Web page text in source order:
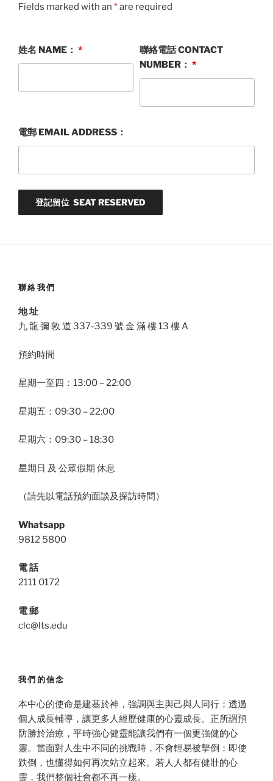
Fields marked with an *are required
姓名 NAME： *
聯絡電話 CONTACT
NUMBER： *
電郵 EMAIL ADDRESS：
聯絡我們
地 址
九 龍 彌 敦 道 337-339 號 金 滿 樓 13 樓 A
預約時間
星期一至四：13:00 – 22:00
星期五：09:30 – 22:00
星期六：09:30 – 18:30
星期日 及 公眾假期 休息
（請先以電話預約面談及探訪時間）
Whatsapp
9812 5800
電 話
2111 0172
電 郵
clc@lts.edu
我們的信念
本中心的使命是建基於神，強調與主與己與人同行；透過
個人成長輔導，讓更多人經歷健康的心靈成長。正所謂預
防勝於治療，平時強心健靈能讓我們有一個更強健的心
靈。當面對人生中不同的挑戰時，不會輕易被擊倒；即使
跌倒，也懂得如何再次站立起來。若人人都有健壯的心
靈，我們整個社會都不再一樣。